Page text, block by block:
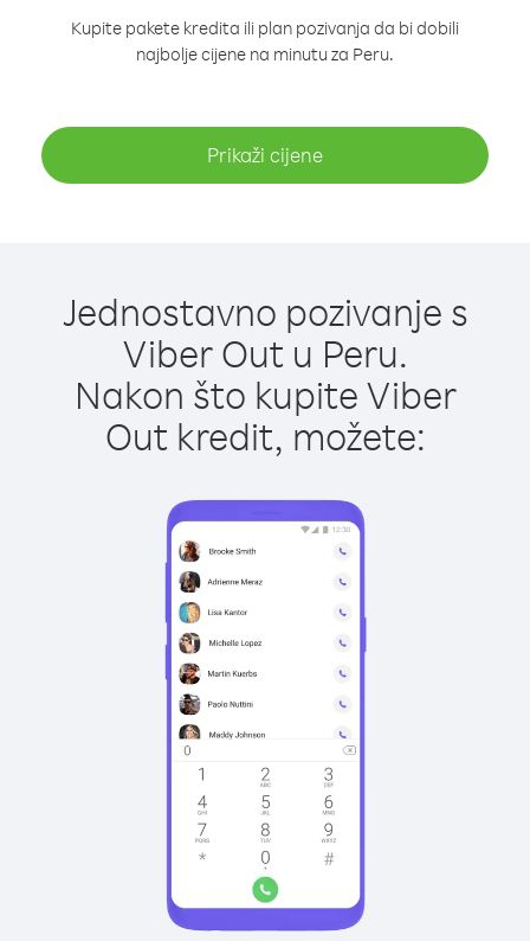
Kupite pakete kredita ili plan pozivanja da bi dobili
najbolje cijene na minutu za Peru.
Prikaži cijene
Jednostavno pozivanje s
Viber Out u Peru.
Nakon što kupite Viber
Out kredit, možete: